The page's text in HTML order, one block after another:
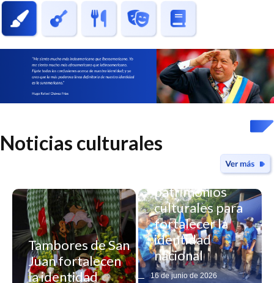
Noticias culturales
Tambores de San
Juan fortalecen
la identidad
Yaracuy declara
patrimonios
culturales para
fortalecer la
identidad
nacional
16 de junio de 2026
Registro